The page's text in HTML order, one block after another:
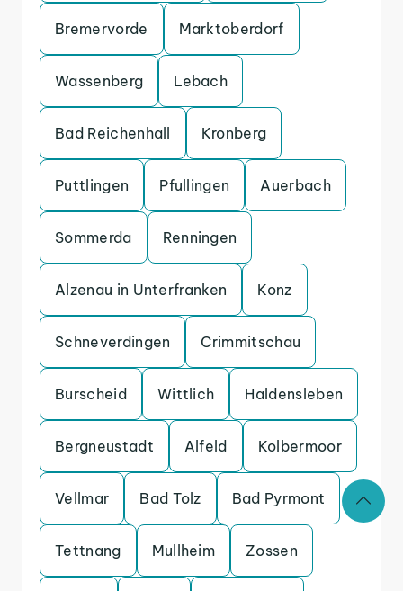
Bremervorde Marktoberdorf
Wassenberg Lebach
Bad Reichenhall Kronberg
Puttlingen Pfullingen Auerbach
Sommerda Renningen
Alzenau in Unterfranken Konz
Schneverdingen Crimmitschau
Burscheid Wittlich Haldensleben
Bergneustadt Alfeld Kolbermoor
Vellmar Bad Tolz Bad Pyrmont
Tettnang Mullheim Zossen